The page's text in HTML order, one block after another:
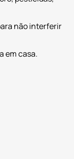
não interferir
em casa.